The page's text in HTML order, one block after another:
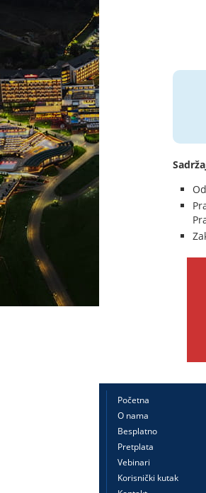
Početna
O nama
Besplatno
Pretplata
Vebinari
Korisnički kutak